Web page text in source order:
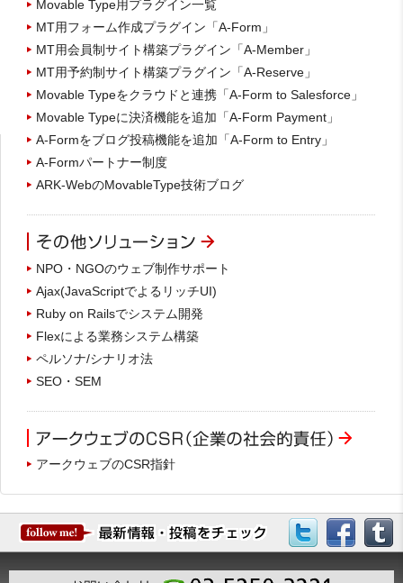
Movable Type用プラグイン一覧
MT用フォーム作成プラグイン「A-Form」
MT用会員制サイト構築プラグイン「A-Member」
MT用予約制サイト構築プラグイン「A-Reserve」
Movable Typeをクラウドと連携「A-Form to Salesforce」
Movable Typeに決済機能を追加「A-Form Payment」
A-Formをブログ投稿機能を追加「A-Form to Entry」
A-Formパートナー制度
ARK-WebのMovableType技術ブログ
NPO・NGOのウェブ制作サポート
Ajax(JavaScriptでよるリッチUI)
Ruby on Railsでシステム開発
Flexによる業務システム構築
ペルソナ/シナリオ法
SEO・SEM
アークウェブのCSR指針